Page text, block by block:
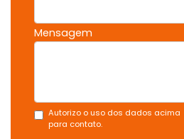
Mensagem
Autorizo o uso dos dados acima
para contato.